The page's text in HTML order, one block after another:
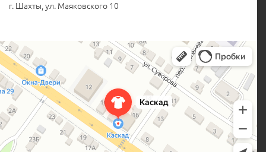
г. Шахты, ул. Маяковского 10